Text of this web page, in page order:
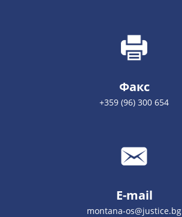
Факс
+359 (96) 300 654
E-mail
montana-os@justice.bg